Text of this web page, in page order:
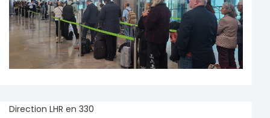
Direction LHR en 330